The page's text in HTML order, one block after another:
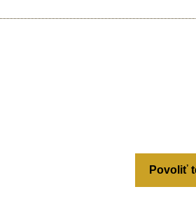
Povoliť